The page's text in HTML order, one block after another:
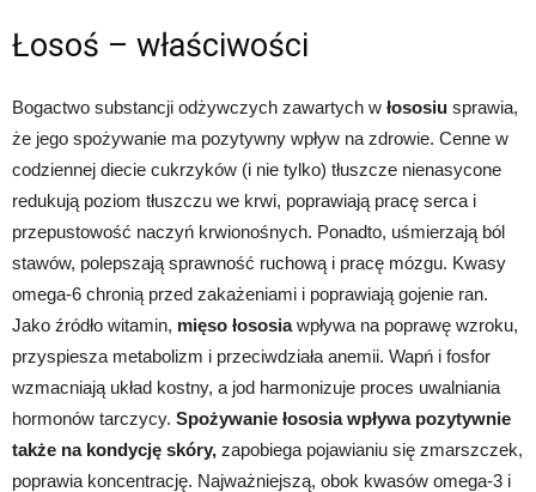
Łosoś – właściwości
Bogactwo substancji odżywczych zawartych w łososiu sprawia,
że jego spożywanie ma pozytywny wpływ na zdrowie. Cenne w
codziennej diecie cukrzyków (i nie tylko) tłuszcze nienasycone
redukują poziom tłuszczu we krwi, poprawiają pracę serca i
przepustowość naczyń krwionośnych. Ponadto, uśmierzają ból
stawów, polepszają sprawność ruchową i pracę mózgu. Kwasy
omega-6 chronią przed zakażeniami i poprawiają gojenie ran.
Jako źródło witamin, mięso łososiawpływa na poprawę wzroku,
przyspiesza metabolizm i przeciwdziała anemii. Wapń i fosfor
wzmacniają układ kostny, a jod harmonizuje proces uwalniania
hormonów tarczycy. Spożywanie łososia wpływa pozytywnie
także na kondycję skóry, zapobiega pojawianiu się zmarszczek,
poprawia koncentrację. Najważniejszą, obok kwasów omega-3 i